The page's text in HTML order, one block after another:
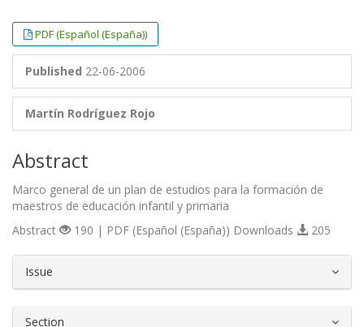
PDF (Español (España))
Published 22-06-2006
Martín Rodríguez Rojo
Abstract
Marco general de un plan de estudios para la formación de
maestros de educación infantil y primaria
Abstract
190 | PDF (Español (España)) Downloads 205
Issue
Section